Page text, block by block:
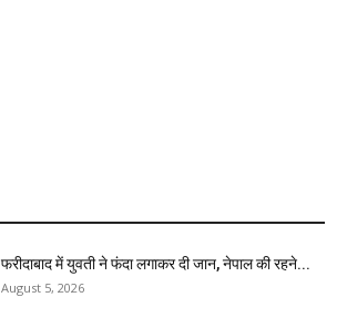
फरीदाबाद में युवती ने फंदा लगाकर दी जान, नेपाल की रहने...
August 5, 2026